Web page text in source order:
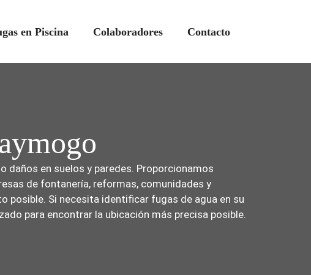
en Piscina Colaboradores Contacto
daños en suelos y paredes. Proporcionamos
de fontanería, reformas, comunidades y
posible. Si necesita identificar fugas de agua en su
para encontrar la ubicación más precisa posible.